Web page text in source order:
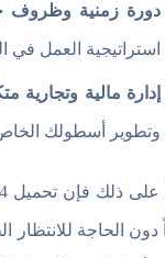
دورة زمنية وظروف
استراتيجية العمل في
إدارة مالية وتجارية
وتطوير أسطولك
دون الحاجة